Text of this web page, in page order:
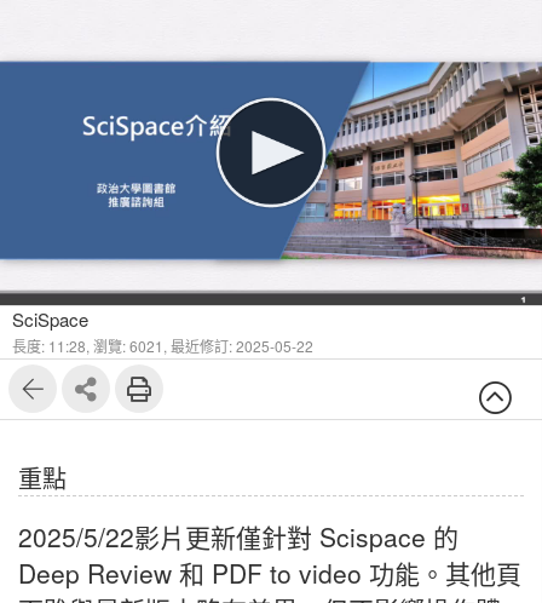
SciSpace
長度: 11:28, 瀏覽: 6021, 最近修訂: 2025-05-22
重點
2025/5/22影片更新僅針對 Scispace 的
Deep Review 和 PDF to video 功能。其他頁